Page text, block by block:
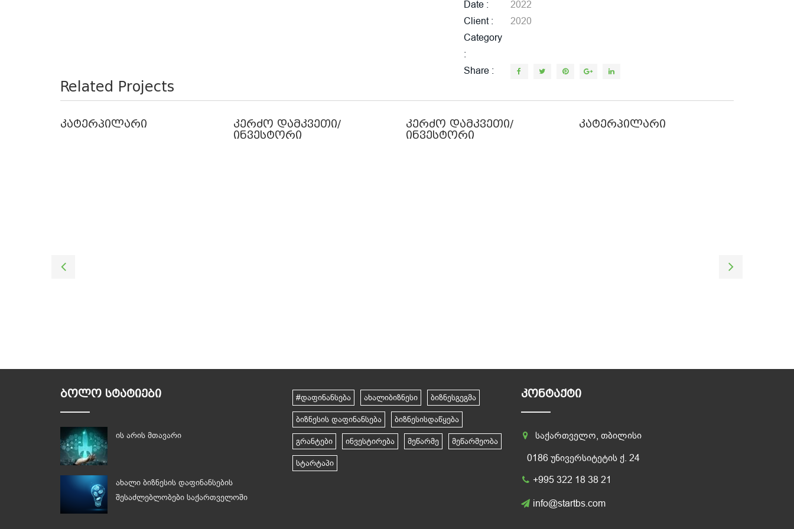
Date
2022
Client
2020
Category
Share
Related Projects
კატერპილარი
კერძო დამკვეთი/
ინვესტორი
კერძო დამკვეთი/
ინვესტორი
კატერპილარი
ᲑᲝᲚᲝ ᲡᲢᲐᲢᲘᲔᲑᲘ
ის არის მთავარი
ახალი ბიზნესის დაფინანსების
შესაძლებლობები საქართველოში
#დაფინანსება ახალიბიზნესი ბიზნესგეგმა
ბიზნესის დაფინანსება ბიზნესისდაწყება
გრანტები ინვესტირება მეწარმე მეწარმეობა
სტარტაპი
ᲙᲝᲜᲢᲐᲥᲢᲘ
საქართველო, თბილისი
0186 უნივერსიტეტის ქ. 24
+995 322 18 38 21
info@startbs.com